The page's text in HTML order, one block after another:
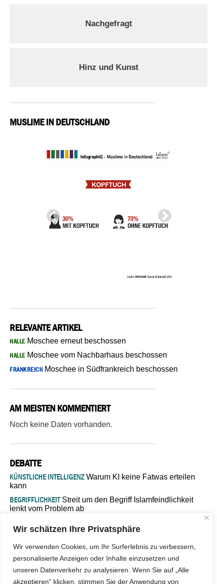
Wir schätzen Ihre Privatsphäre
Wir verwenden Cookies, um Ihr Surferlebnis zu verbessern,
personalisierte Anzeigen oder Inhalte einzusetzen und
unseren Datenverkehr zu analysieren. Wenn Sie auf „Alle
akzeptieren" klicken, stimmen Sie der Anwendung von
Nachgefragt
Hinz und Kunst
MUSLIME IN DEUTSCHLAND
RELEVANTE ARTIKEL
HALLEMoschee erneut beschossen
HALLEMoschee vom Nachbarhaus beschossen
FRANKREICH Moschee in Südfrankreich beschossen
AM MEISTEN KOMMENTIERT
Noch keine Daten vorhanden.
DEBATTE
KÜNSTLICHE INTELLIGENZ Warum KI keine Fatwas erteilen
kann
BEGRIFFLICHKEITStreit um den Begriff Islamfeindlichkeit
lenkt vom Problem ab
Verantwortung bleibt“
ISLAMISCHE FAKULTÄT IN MÜNSTEREine kritische Schwelle für
die deutsche Religionspolitik
GASTBEITRAGWarum die muslimische Welt eine neue